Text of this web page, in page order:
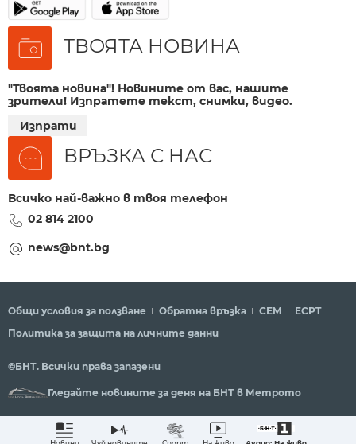
ТВОЯТА НОВИНА
"Твоята новина"! Новините от вас, нашите
зрители! Изпратете текст, снимки, видео.
Изпрати
ВРЪЗКА С НАС
Всичко най-важно в твоя телефон
02 814 2100
news@bnt.bg
Общи условия за ползване Обратна връзка СЕМ
ECPT
Политика за защита на личните данни
©БНТ. Всички права запазени
Гледайте новините за деня на БНТ в Метрото